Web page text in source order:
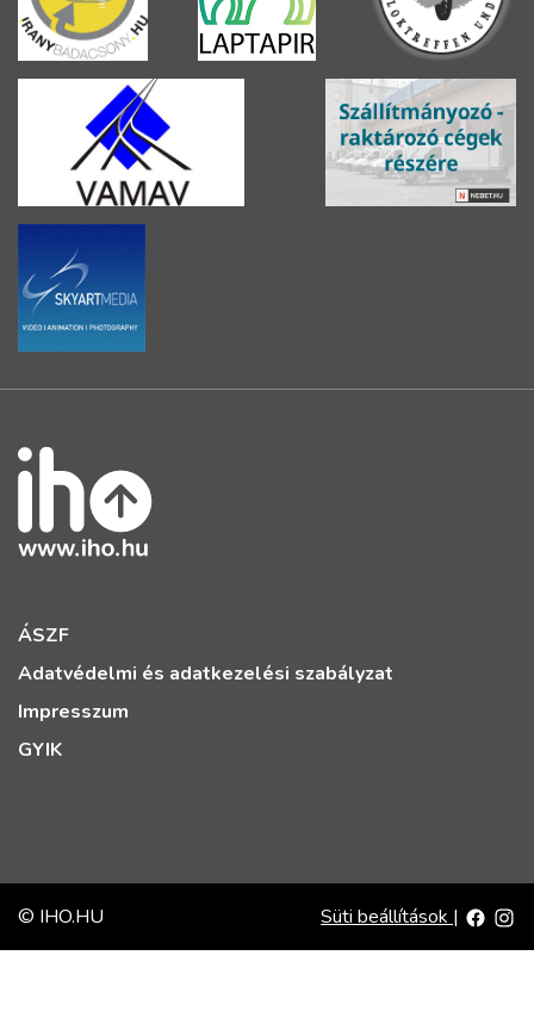
ÁSZF
Adatvédelmi és adatkezelési szabályzat
Impresszum
GYIK
© IHO.HU Süti beállítások |